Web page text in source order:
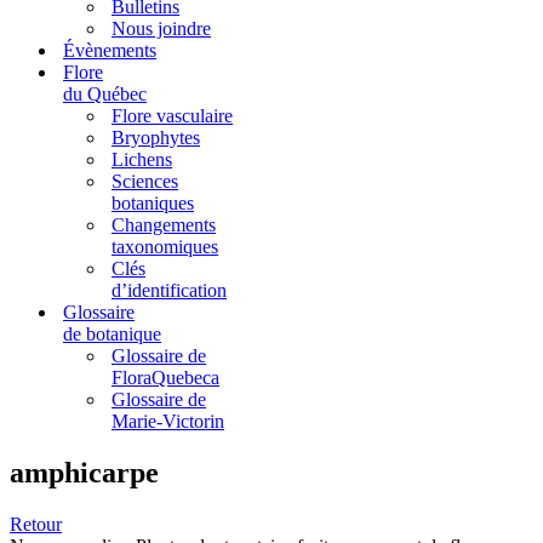
Bulletins
Nous joindre
Évènements
Flore
du Québec
Flore vasculaire
Bryophytes
Lichens
Sciences
botaniques
Changements
taxonomiques
Clés
d’identification
Glossaire
de botanique
Glossaire de
FloraQuebeca
Glossaire de
Marie-Victorin
amphicarpe
Retour